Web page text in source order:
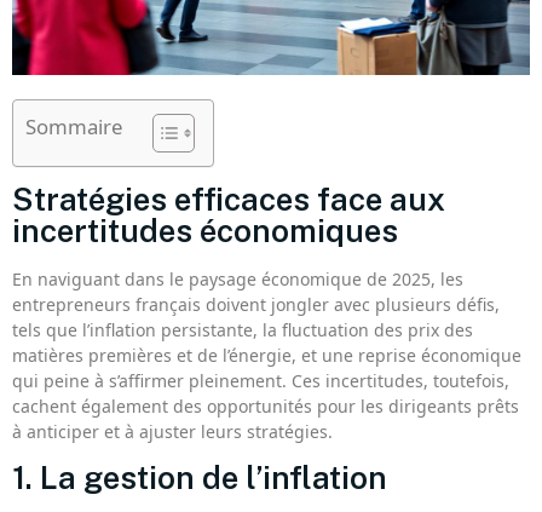
Sommaire
Stratégies efficaces face aux
incertitudes économiques
En naviguant dans le paysage économique de 2025, les
entrepreneurs français doivent jongler avec plusieurs défis,
tels que l’inflation persistante, la fluctuation des prix des
matières premières et de l’énergie, et une reprise économique
qui peine à s’affirmer pleinement. Ces incertitudes, toutefois,
cachent également des opportunités pour les dirigeants prêts
à anticiper et à ajuster leurs stratégies.
1. La gestion de l’inflation